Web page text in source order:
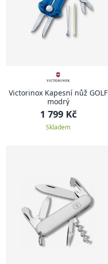
Victorinox Kapesní nůž GOLF
modrý
1 799 Kč
Skladem